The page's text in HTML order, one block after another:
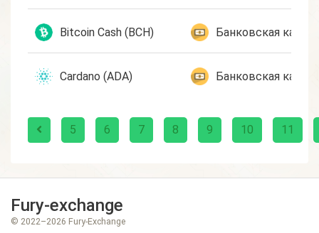
Bitcoin Cash (BCH) Банковская карта
Cardano (ADA) Банковская карта
5 6 7 8 9 10 11
Fury-exchange
© 2022–2026 Fury-Exchange